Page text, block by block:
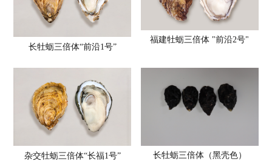
长牡蛎三倍体“前沿1号”
福建牡蛎三倍体 "前沿2号"
杂交牡蛎三倍体“长福1号” 长牡蛎三倍体（黑壳色）